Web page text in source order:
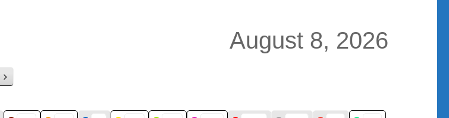
August 8, 2026